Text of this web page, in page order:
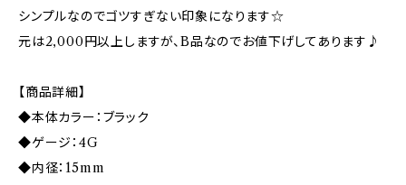
シンプルなのでゴツすぎない印象になります☆
元は2,000円以上しますが、B品なのでお値下げしてあります♪
【商品詳細】
◆本体カラー：ブラック
◆ゲージ：4G
◆内径：15mm